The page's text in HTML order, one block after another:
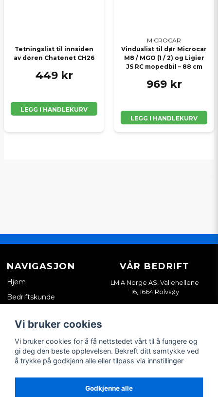
Tetningslist til innsiden
av døren Chatenet CH26
449 kr
LEGG I HANDLEKURV
MICROCAR
Vinduslist til dør Microcar
M8 / MGO (1 / 2) og Ligier
JS RC mopedbil – 88 cm
969 kr
LEGG I HANDLEKURV
NAVIGASJON
Hjem
Bedriftskunde
Salgsvilkår
Tips & guider
VÅR BEDRIFT
LMIA Norge AS, Vallehellene
16, 1664 Rolvsøy
Org. nr. 933898814
SOSIALE MEDIER
Facebook
MIN KONTO
Logg inn
Registrer konto
Vi bruker cookies
Vi bruker cookies for å få nettstedet vårt til å fungere og
gi deg den beste opplevelsen. Bekreft ditt samtykke ved
å trykke på godkjenn alle eller tilpass via innstillinger
Godkjenne alle